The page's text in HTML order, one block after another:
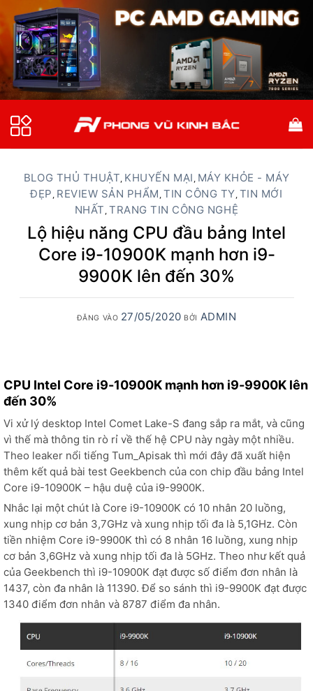
qua
nội
dung
BLOG THỦ THUẬT, KHUYẾN MẠI , MÁY KHỎE - MÁY
ĐẸP , REVIEW SẢN PHẨM , TIN CÔNG TY, TIN MỚI
NHẤT , TRANG TIN CÔNG NGHỆ
Lộ hiệu năng CPU đầu bảng Intel
Core i9-10900K mạnh hơn i9-
9900K lên đến 30%
ĐĂNG VÀO 27/05/2020 BỞI ADMIN
CPU Intel Core i9-10900K mạnh hơn i9-9900K lên
đến 30%
Vi xử lý desktop Intel Comet Lake-S đang sắp ra mắt, và cũng
vì thế mà thông tin rò rỉ về thế hệ CPU này ngày một nhiều.
Theo leaker nổi tiếng Tum_Apisak thì mới đây đã xuất hiện
thêm kết quả bài test Geekbench của con chip đầu bảng Intel
Core i9-10900K – hậu duệ của i9-9900K.
Nhắc lại một chút là Core i9-10900K có 10 nhân 20 luồng,
xung nhịp cơ bản 3,7GHz và xung nhịp tối đa là 5,1GHz. Còn
tiền nhiệm Core i9-9900K thì có 8 nhân 16 luồng, xung nhịp
cơ bản 3,6GHz và xung nhịp tối đa là 5GHz. Theo như kết quả
của Geekbench thì i9-10900K đạt được số điểm đơn nhân là
1437, còn đa nhân là 11390. Để so sánh thì i9-9900K đạt được
1340 điểm đơn nhân và 8787 điểm đa nhân.